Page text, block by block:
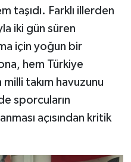
taşıdı. Farklı illerden
iki gün süren
için yoğun bir
hem Türkiye
milli takım havuzunu
sporcuların
açısından kritik